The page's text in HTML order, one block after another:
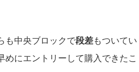
も中央ブロックで段差もついてい
にエントリーして購入できたこ